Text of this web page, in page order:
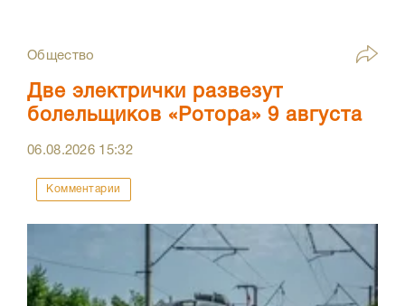
Общество
Две электрички развезут
болельщиков «Ротора» 9 августа
06.08.2026 15:32
Комментарии